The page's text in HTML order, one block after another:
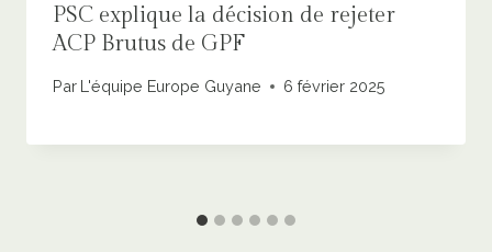
PSC explique la décision de rejeter
ACP Brutus de GPF
Par L'équipe Europe Guyane 6 février 2025